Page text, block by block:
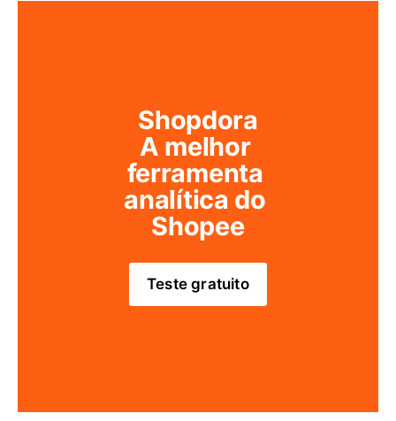
Shopdora
A melhor
ferramenta
analítica do
Shopee
Teste gratuito